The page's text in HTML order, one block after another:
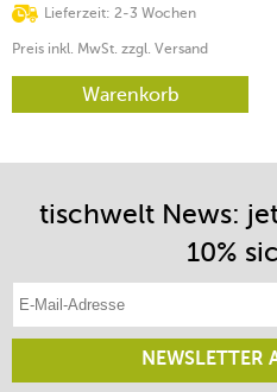
Lieferzeit: 2-3 Wochen
Preis inkl. MwSt. zzgl. Versand
Warenkorb
tischwelt News:
10%
E-Mail-Adresse eintragen
NEWSLETTER